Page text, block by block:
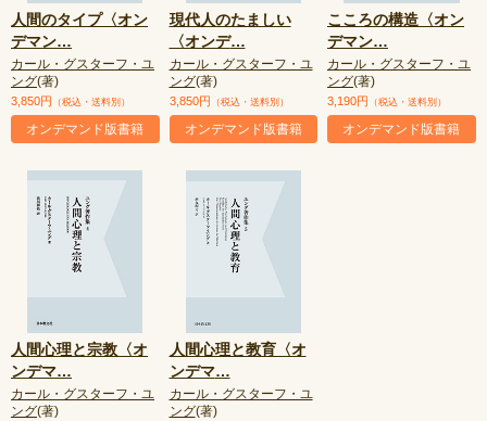
人間のタイプ〈オン
デマン…
カール・グスターフ・ユ
ング(著)
3,850円 （税込・送料別）
オンデマンド版書籍
現代人のたましい
〈オンデ…
カール・グスターフ・ユ
ング(著)
3,850円 （税込・送料別）
オンデマンド版書籍
こころの構造〈オン
デマン…
カール・グスターフ・ユ
ング(著)
3,190円 （税込・送料別）
オンデマンド版書籍
人間心理と宗教〈オ
ンデマ…
カール・グスターフ・ユ
ング(著)
人間心理と教育〈オ
ンデマ…
カール・グスターフ・ユ
ング(著)